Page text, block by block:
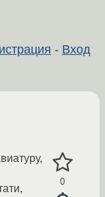
- Вход
0